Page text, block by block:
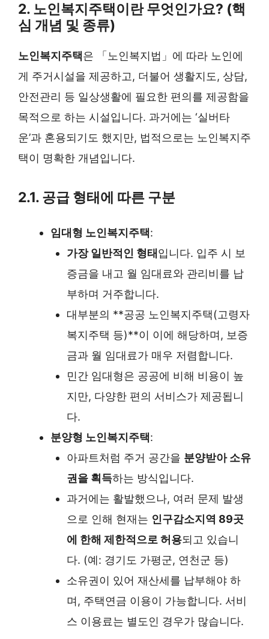
2. 노인복지주택이란 무엇인가요? (핵
심 개념 및 종류)
노인복지주택은 「노인복지법」에 따라 노인에
게 주거시설을 제공하고, 더불어 생활지도, 상담,
안전관리 등 일상생활에 필요한 편의를 제공함을
목적으로 하는 시설입니다. 과거에는 ‘실버타
운’과 혼용되기도 했지만, 법적으로는 노인복지주
택이 명확한 개념입니다.
2.1. 공급 형태에 따른 구분
임대형 노인복지주택:
가장 일반적인 형태 입니다. 입주 시 보
증금을 내고 월 임대료와 관리비를 납
부하며 거주합니다.
대부분의 **공공 노인복지주택(고령자
복지주택 등)**이 이에 해당하며, 보증
금과 월 임대료가 매우 저렴합니다.
민간 임대형은 공공에 비해 비용이 높
지만, 다양한 편의 서비스가 제공됩니
다.
분양형 노인복지주택:
아파트처럼 주거 공간을 분양받아 소유
권을 획득하는 방식입니다.
과거에는 활발했으나, 여러 문제 발생
으로 인해 현재는 인구감소지역 89곳
에 한해 제한적으로 허용되고 있습니
다. (예: 경기도 가평군, 연천군 등)
소유권이 있어 재산세를 납부해야 하
며, 주택연금 이용이 가능합니다. 서비
스 이용료는 별도인 경우가 많습니다.